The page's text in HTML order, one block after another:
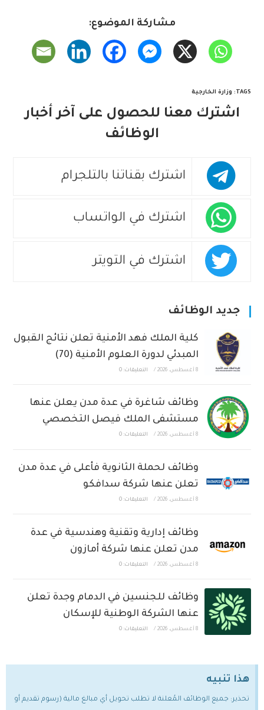
مشاركة الموضوع:
TAGS
: وزارة الخارجية
اشترك معنا للحصول على آخر أخبار
الوظائف
اشترك بقناتنا بالتلجرام
اشترك في الواتساب
اشترك في التويتر
جديد الوظائف
كلية الملك فهد الأمنية تعلن نتائج القبول
المبدئي لدورة العلوم الأمنية (70)
8 أغسطس، 2026 / التعليقات: 0
وظائف شاغرة في عدة مدن يعلن عنها
مستشفى الملك فيصل التخصصي
8 أغسطس، 2026 / التعليقات: 0
وظائف لحملة الثانوية فأعلى في عدة مدن
تعلن عنها شركة سدافكو
8 أغسطس، 2026 / التعليقات: 0
وظائف إدارية وتقنية وهندسية في عدة
مدن تعلن عنها شركة أمازون
8 أغسطس، 2026 / التعليقات: 0
وظائف للجنسين في الدمام وجدة تعلن
عنها الشركة الوطنية للإسكان
8 أغسطس، 2026 / التعليقات: 0
هذا تنبيه
تحذير: جميع الوظائف المُعلنة لا تطلب تحويل أي مبالغ مالية (رسوم تقديم أو